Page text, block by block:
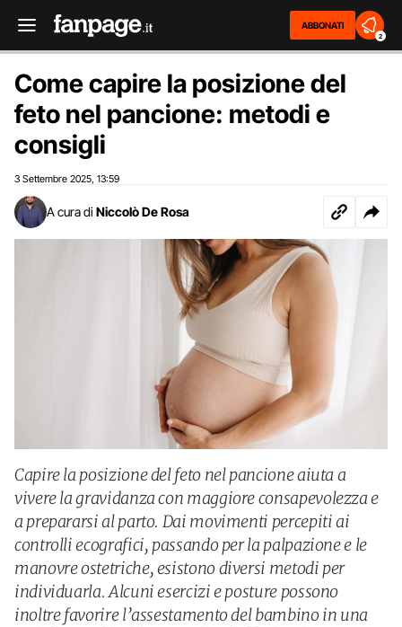
ABBONATI
2
Come capire la posizione del
feto nel pancione: metodi e
consigli
3 Settembre 2025 13:59
A cura di Niccolò De Rosa
Capire la posizione del feto nel pancione aiuta a
vivere la gravidanza con maggiore consapevolezza e
a prepararsi al parto. Dai movimenti percepiti ai
controlli ecografici, passando per la palpazione e le
manovre ostetriche, esistono diversi metodi per
individuarla. Alcuni esercizi e posture possono
inoltre favorire l’assestamento del bambino in una